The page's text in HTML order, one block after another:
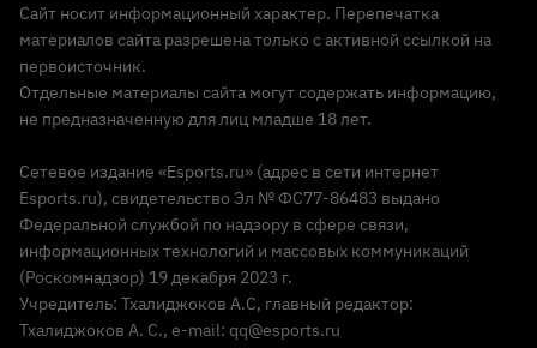
Сайт носит информационный характер. Перепечатка
материалов сайта разрешена только с активной ссылкой на
первоисточник.
Отдельные материалы сайта могут содержать информацию,
не предназначенную для лиц младше 18 лет.
Сетевое издание «Esports.ru» (адрес в сети интернет
Esports.ru), свидетельство Эл № ФС77-86483 выдано
Федеральной службой по надзору в сфере связи,
информационных технологий и массовых коммуникаций
(Роскомнадзор) 19 декабря 2023 г.
Учредитель: Тхалиджоков А.С, главный редактор:
Тхалиджоков А. С., e-mail: qq@esports.ru